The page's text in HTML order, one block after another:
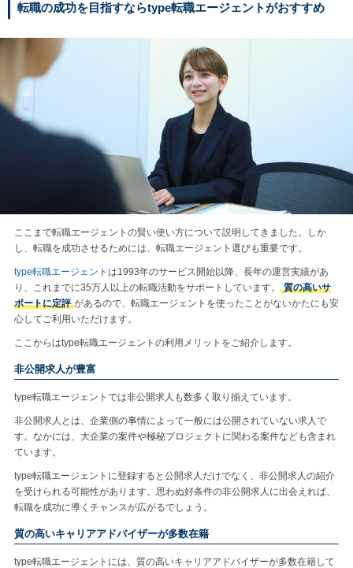
転職の成功を目指すならtype転職エージェントがおすすめ
ここまで転職エージェントの賢い使い方について説明してきました。しか
し、転職を成功させるためには、転職エージェント選びも重要です。
type転職エージェント は1993年のサービス開始以降、長年の運営実績があ
り、これまでに35万人以上の転職活動をサポートしています。
質の高いサ
ポートに定評 があるので、転職エージェントを使ったことがないかたにも安
心してご利用いただけます。
ここからはtype転職エージェントの利用メリットをご紹介します。
非公開求人が豊富
type転職エージェントでは非公開求人も数多く取り揃えています。
非公開求人とは、企業側の事情によって一般には公開されていない求人で
す。なかには、大企業の案件や極秘プロジェクトに関わる案件なども含まれ
ています。
type転職エージェントに登録すると公開求人だけでなく、非公開求人の紹介
を受けられる可能性があります。思わぬ好条件の非公開求人に出会えれば、
転職を成功に導くチャンスが広がるでしょう。
質の高いキャリアアドバイザーが多数在籍
type転職エージェントには、質の高いキャリアアドバイザーが多数在籍して